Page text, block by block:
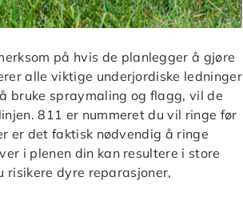
på hvis de planlegger å gjøre
alle viktige underjordiske ledninger
bruke spraymaling og flagg, vil de
811 er nummeret du vil ringe før
er det faktisk nødvendig å ringe
i plenen din kan resultere i store
risikere dyre reparasjoner,